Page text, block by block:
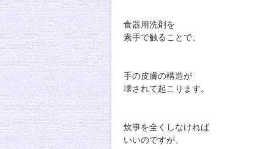
食器用洗剤を
素手で触ることで、
手の皮膚の構造が
壊されて起こります。
炊事を全くしなければ
いいのですが、